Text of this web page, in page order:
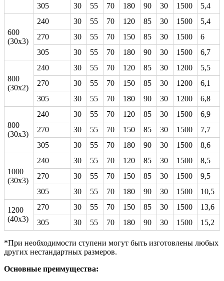
305
30 55 70 180 90 30 1500 5,4
600
(30х3)
240 30 55 70 120 85 30 1500
5,4
270
30 55 70 150 85 30 1500
6
305
30 55 70 180 90 30 1500 6,7
800
(30х2)
240 30 55 70 120 85 30 1200
5,5
270
30 55 70 150 85 30 1200
6,1
305
30 55 70 180 90 30 1200 6,8
800
(30х3)
240 30 55 70 120 85 30 1500
6,9
270
30 55 70 150 85 30 1500
7,7
305
30 55 70 180 90 30 1500 8,6
1000
(30х3)
240 30 55 70 120 85 30 1500
8,5
270
30 55 70 150 85 30 1500
9,5
305
30 55 70 180 90 30 1500 10,5
1200
(40х3)
270 30 55 70 150 85 30 1500
13,6
305
30 55 70 180 90 30 1500 15,2
*При необходимости ступени могут быть изготовлены любых
других нестандартных размеров.
Основные преимущества: